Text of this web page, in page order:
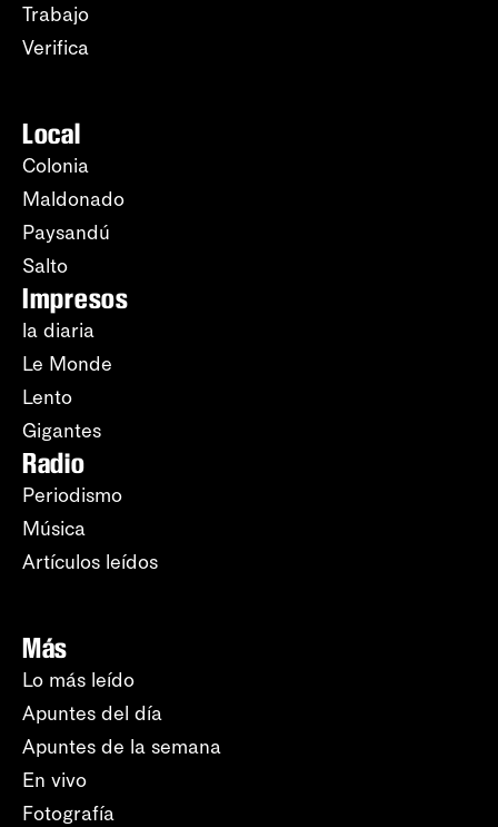
Trabajo
Verifica
Local
Colonia
Maldonado
Paysandú
Salto
Impresos
la diaria
Le Monde
Lento
Gigantes
Radio
Periodismo
Música
Artículos leídos
Más
Lo más leído
Apuntes del día
Apuntes de la semana
En vivo
Fotografía